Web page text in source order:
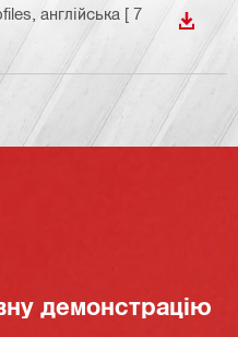
, англійська [ 7
демонстрацію